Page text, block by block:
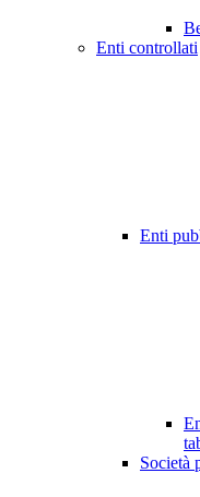
Enti controllati
Enti
Società